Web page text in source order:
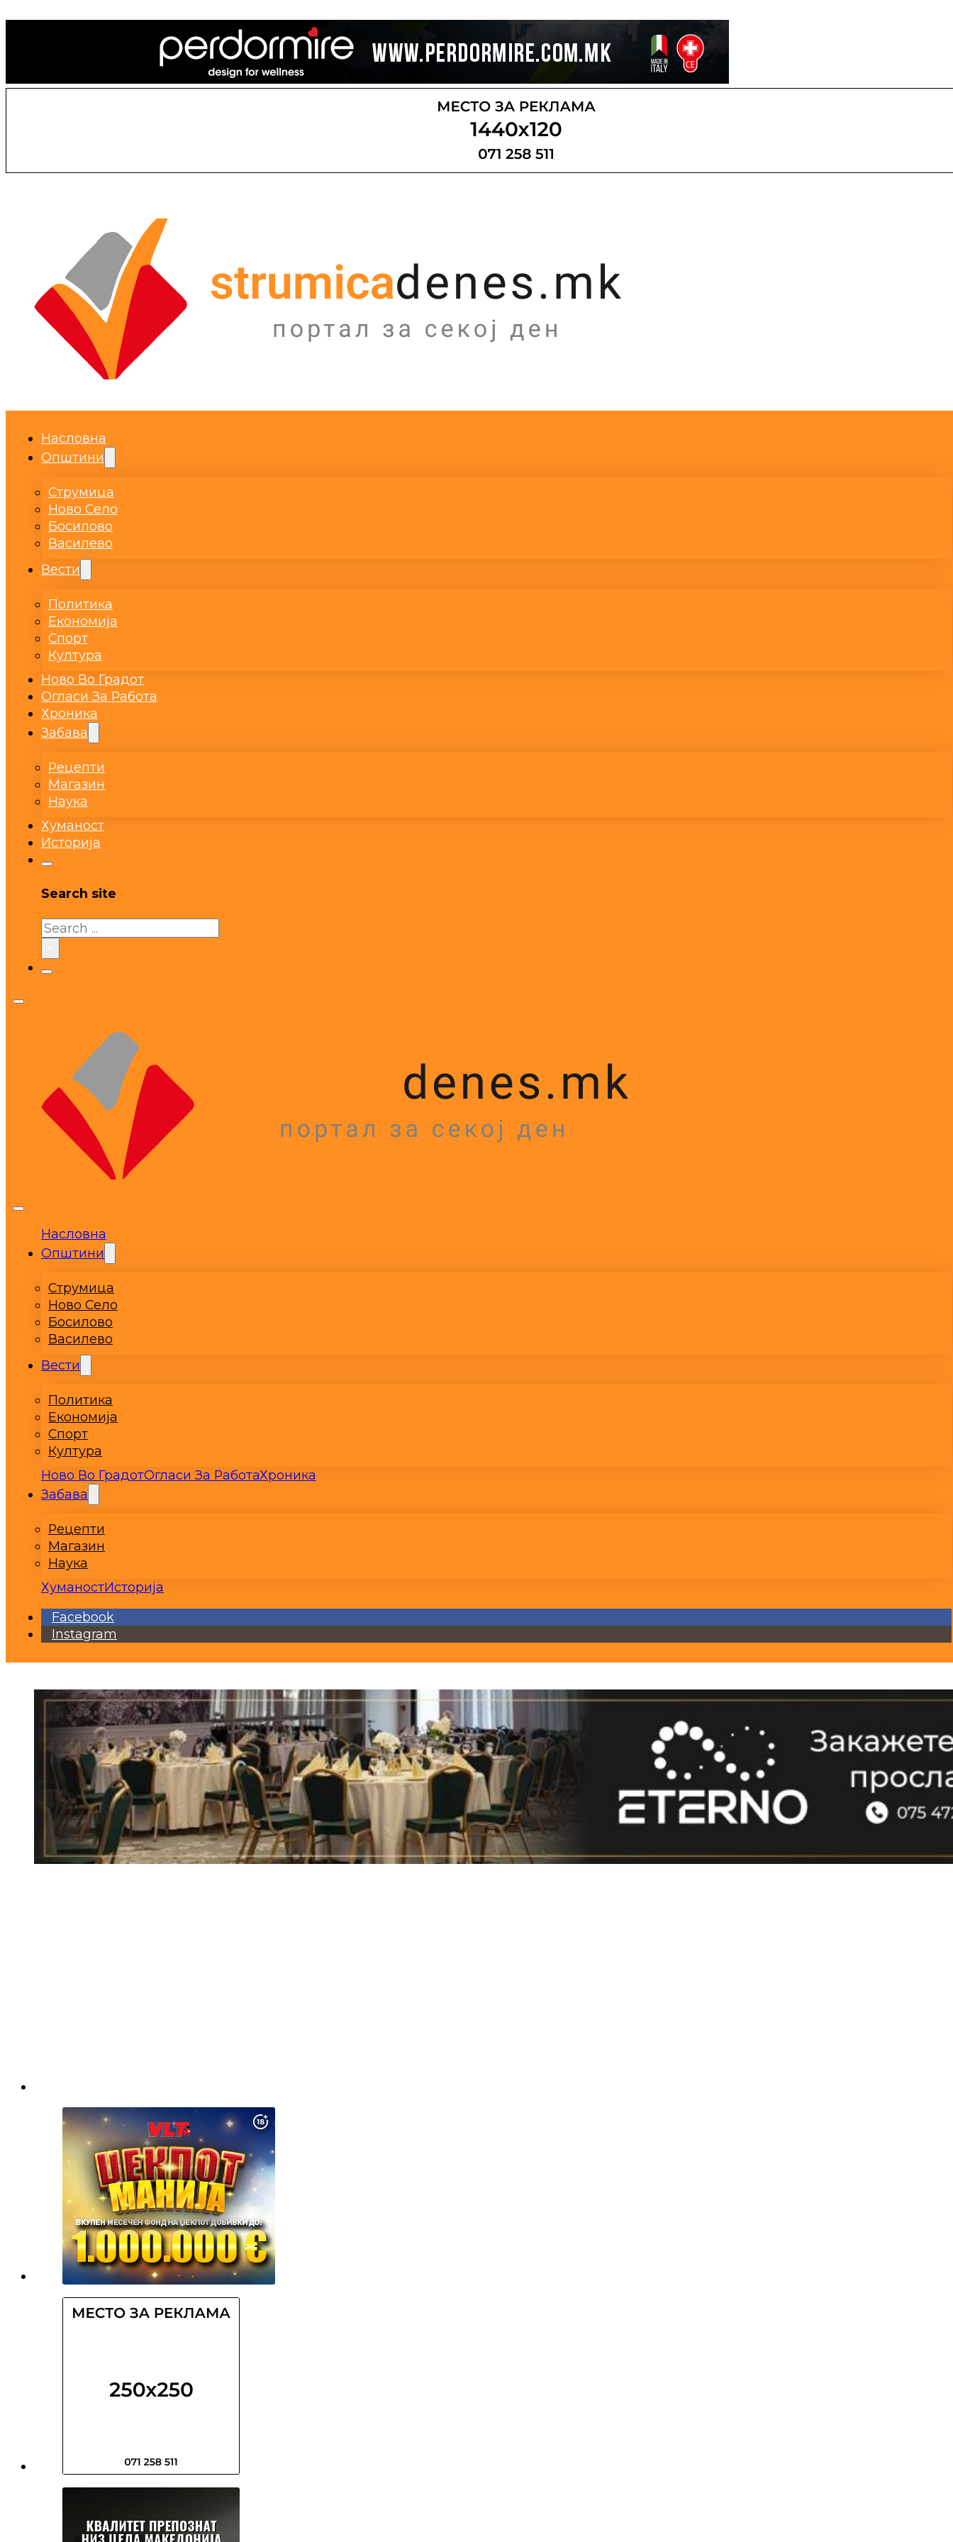
Насловна
Општини
Струмица
Ново Село
Босилово
Василево
Вести
Политика
Економија
Спорт
Култура
Ново Во Градот
Огласи За Работа
Хроника
Забава
Рецепти
Магазин
Наука
Хуманост
Историја
Search site
Search
Насловна
Општини
Струмица
Ново Село
Босилово
Василево
Вести
Политика
Економија
Спорт
Култура
Ново Во ГрадотОгласи За РаботаХроника
Забава
Рецепти
Магазин
Наука
ХуманостИсторија
Facebook
Instagram